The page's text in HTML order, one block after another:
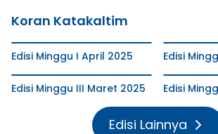
Koran Katakaltim
Edisi Minggu I April 2025 Edisi
Edisi Minggu III Maret 2025 Edisi
Edisi Lainnya